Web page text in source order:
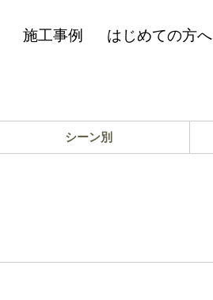
施工事例 はじめての方へ
シーン別